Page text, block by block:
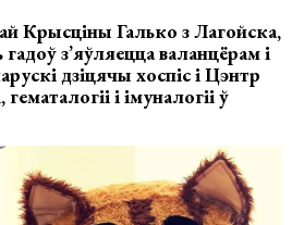
Крысціны Галько з Лагойска,
з’яўляецца валанцёрам і
дзіцячы хоспіс і Цэнтр
і імуналогіі ў